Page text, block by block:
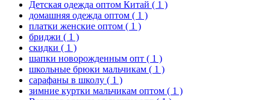
Детская одежда оптом Китай ( 1 )
домашняя одежда оптом ( 1 )
платки женские оптом ( 1 )
бриджи ( 1 )
скидки ( 1 )
шапки новорожденным опт ( 1 )
школьные брюки мальчикам ( 1 )
сарафаны в школу ( 1 )
зимние куртки мальчикам оптом ( 1 )